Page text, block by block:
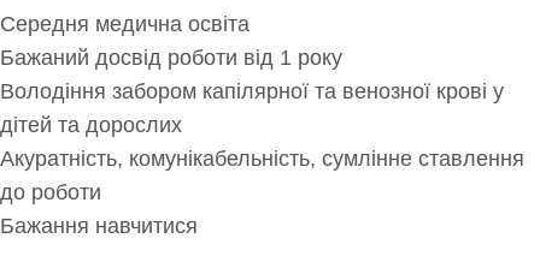
Середня медична освіта
Бажаний досвід роботи від 1 року
Володіння забором капілярної та венозної крові у
дітей та дорослих
Акуратність, комунікабельність, сумлінне ставлення
до роботи
Бажання навчитися